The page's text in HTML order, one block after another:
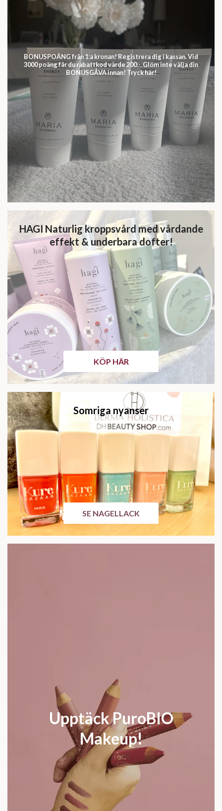
BONUSPOÄNG från 1:a kronan! Registrera dig i kassan. Vid
3000 poäng får du rabattkod värde 200:-. Glöm inte välja din
BONUSGÅVA innan! Tryck här!
HAGI Naturlig kroppsvård med vårdande
effekt & underbara dofter!
KÖP HÄR
Somriga nyanser
SE NAGELLACK
Upptäck PuroBIO
Makeup!